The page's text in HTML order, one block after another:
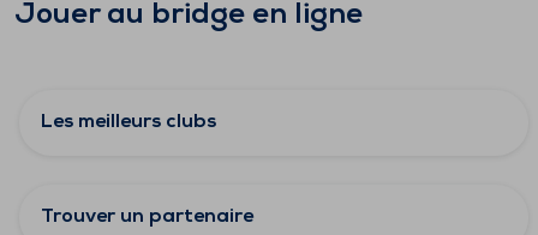
Jouer au bridge en ligne
Les meilleurs clubs
Trouver un partenaire